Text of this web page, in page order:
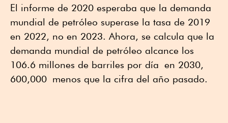
El informe de 2020 esperaba que la demanda
mundial de petróleo superase la tasa de 2019
en 2022, no en 2023. Ahora, se calcula que la
demanda mundial de petróleo alcance los
106.6 millones de barriles por día en 2030,
600,000 menos que la cifra del año pasado.